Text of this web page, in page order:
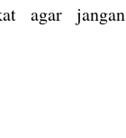
agar jangan